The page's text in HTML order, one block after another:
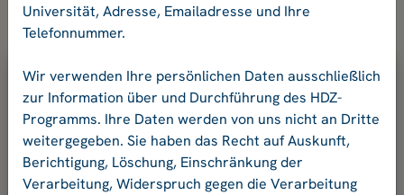
Bitte geben Sie Ihre E-Mail-Adresse
und Ihr Passwort an.
E-Mail-Adresse:
Universität, Adresse, Emailadresse und Ihre
Telefonnummer.
Wir verwenden Ihre persönlichen Daten ausschließlich
zur Information über und Durchführung des HDZ-
Programms. Ihre Daten werden von uns nicht an Dritte
weitergegeben. Sie haben das Recht auf Auskunft,
Berichtigung, Löschung, Einschränkung der
Verarbeitung, Widerspruch gegen die Verarbeitung